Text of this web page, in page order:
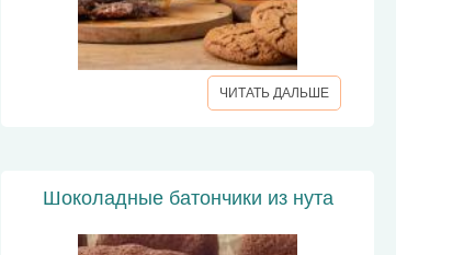
ЧИТАТЬ ДАЛЬШЕ
Шоколадные батончики из нута